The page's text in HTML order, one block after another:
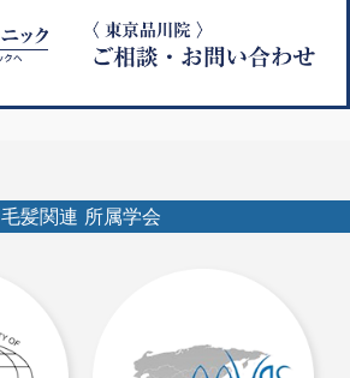
毛髪関連 所属学会